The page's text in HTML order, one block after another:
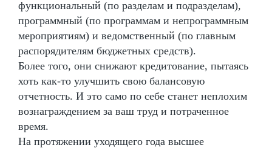
функциональный (по разделам и подразделам),
программный (по программам и непрограммным
мероприятиям) и ведомственный (по главным
распорядителям бюджетных средств).
Более того, они снижают кредитование, пытаясь
хоть как-то улучшить свою балансовую
отчетность. И это само по себе станет неплохим
вознаграждением за ваш труд и потраченное
время.
На протяжении уходящего года высшее